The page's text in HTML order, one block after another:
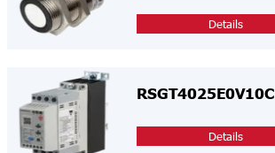
Details
RSGT4025E0V10C
Details